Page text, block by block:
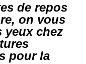
de repos
on vous
chez
pour la